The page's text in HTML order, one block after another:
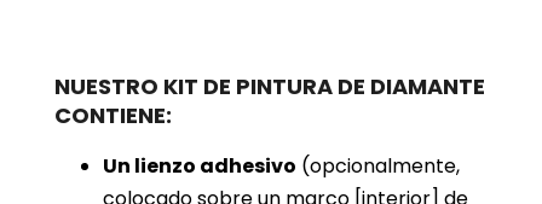
NUESTRO KIT DE PINTURA DE DIAMANTE
CONTIENE:
Un lienzo adhesivo (opcionalmente,